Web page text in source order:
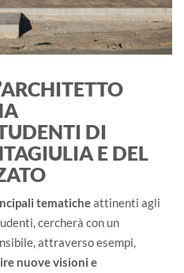
DI
E DEL
tematicheattinenti agli
cercherà con un
attraverso esempi,
nuove visioni e